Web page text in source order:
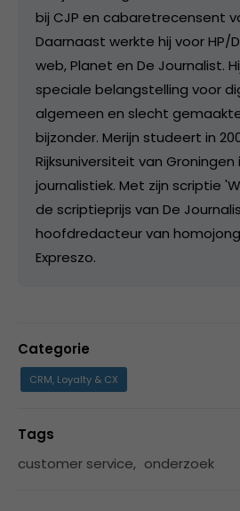
bij CJP en cabaretrecensent
Daarnaast werkte hij voor HP/
web, Planet en De Journalist.
speciale belangstelling voor
algemeen en slecht
bijzonder. Merijn studeert in
Rijksuniversiteit van
journalistiek. Met zijn scriptie
de scriptieprijs van De
hoofdredacteur van
Expreszo.
Categorie
CRM, Loyalty & CX
Tags
customer service, onderzoek